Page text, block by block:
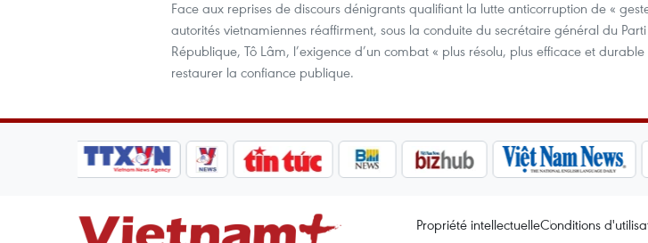
Face aux reprises de discours dénigrants qualifiant la lutte anticorruption de «
autorités vietnamiennes réaffirment, sous la conduite du secrétaire général du
République, Tô Lâm, l’exigence d’un combat « plus résolu, plus efficace et durable
restaurer la confiance publique.
Propriété intellectuelleConditions